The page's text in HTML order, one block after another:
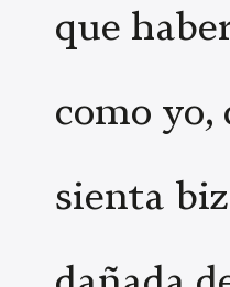
que
como yo,
sienta